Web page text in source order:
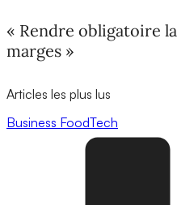
« Rendre obligatoire
marges »
Articles les plus lus
Business FoodTech